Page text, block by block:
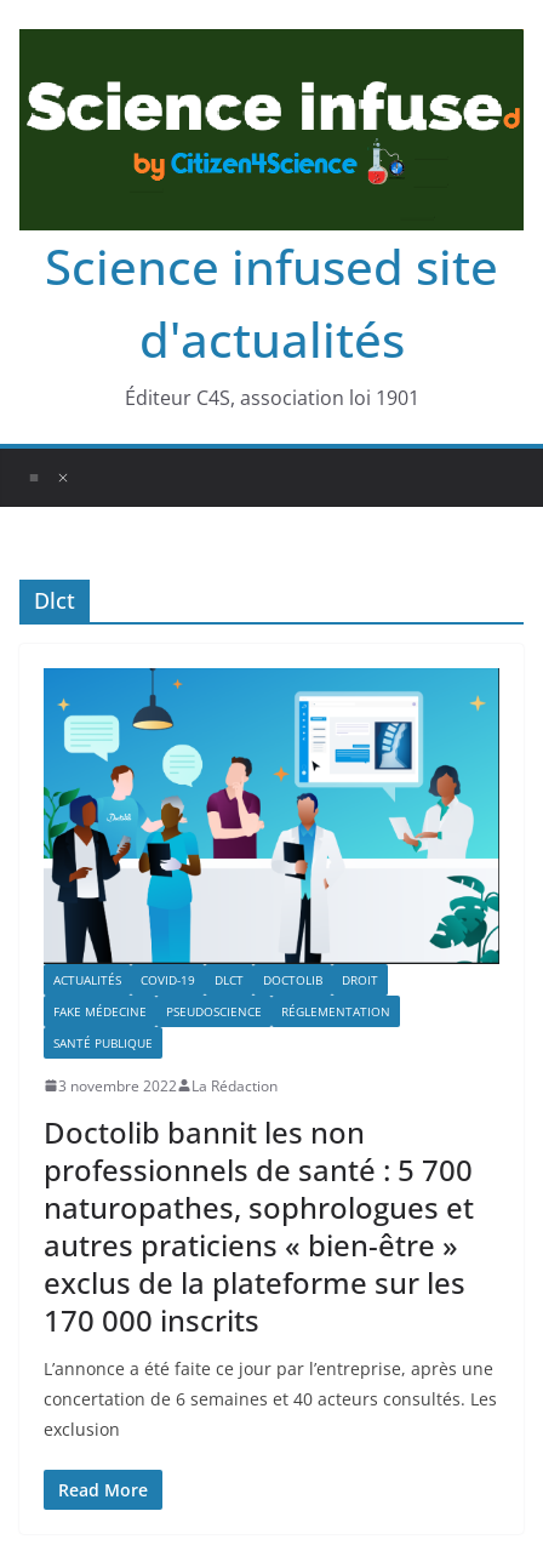
Science infused site
d'actualités
Éditeur C4S, association loi 1901
Dlct
ACTUALITÉS COVID-19 DLCT DOCTOLIB
DROIT
FAKE MÉDECINE
PSEUDOSCIENCE
RÉGLEMENTATION
SANTÉ PUBLIQUE
3 novembre 2022 La Rédaction
Doctolib bannit les non
professionnels de santé : 5 700
naturopathes, sophrologues et
autres praticiens « bien-être »
exclus de la plateforme sur les
170 000 inscrits
L’annonce a été faite ce jour par l’entreprise, après une
concertation de 6 semaines et 40 acteurs consultés. Les
exclusion
Read More